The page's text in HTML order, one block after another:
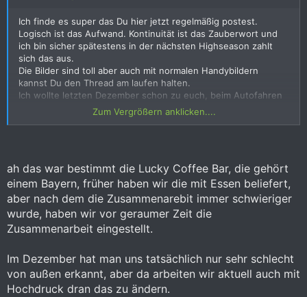
Ich finde es super das Du hier jetzt regelmäßig postest.
Logisch ist das Aufwand. Kontinuität ist das Zauberwort und
ich bin sicher spätestens in der nächsten Highseason zahlt
sich das aus.
Die Bilder sind toll aber auch mit normalen Handybildern
kannst Du den Thread am laufen halten.
Ich wollte letzten Dezember schon zu euch, beim Autofahren
musste ich mich auf den Verkehr konzentrieren und habe
euch mit einer Beerbar verwechselt,(ein paar Meter vor euch,
Das nächste mal will ich es erneut versuchen.
Zum Vergrößern anklicken....
ah das war bestimmt die Lucky Coffee Bar, die gehört
einem Bayern, früher haben wir die mit Essen beliefert,
aber nach dem die Zusammenarebit immer schwieriger
wurde, haben wir vor geraumer Zeit die
Zusammenarbeit eingestellt.
Im Dezember hat man uns tatsächlich nur sehr schlecht
von außen erkannt, aber da arbeiten wir aktuell auch mit
Hochdruck dran das zu ändern.